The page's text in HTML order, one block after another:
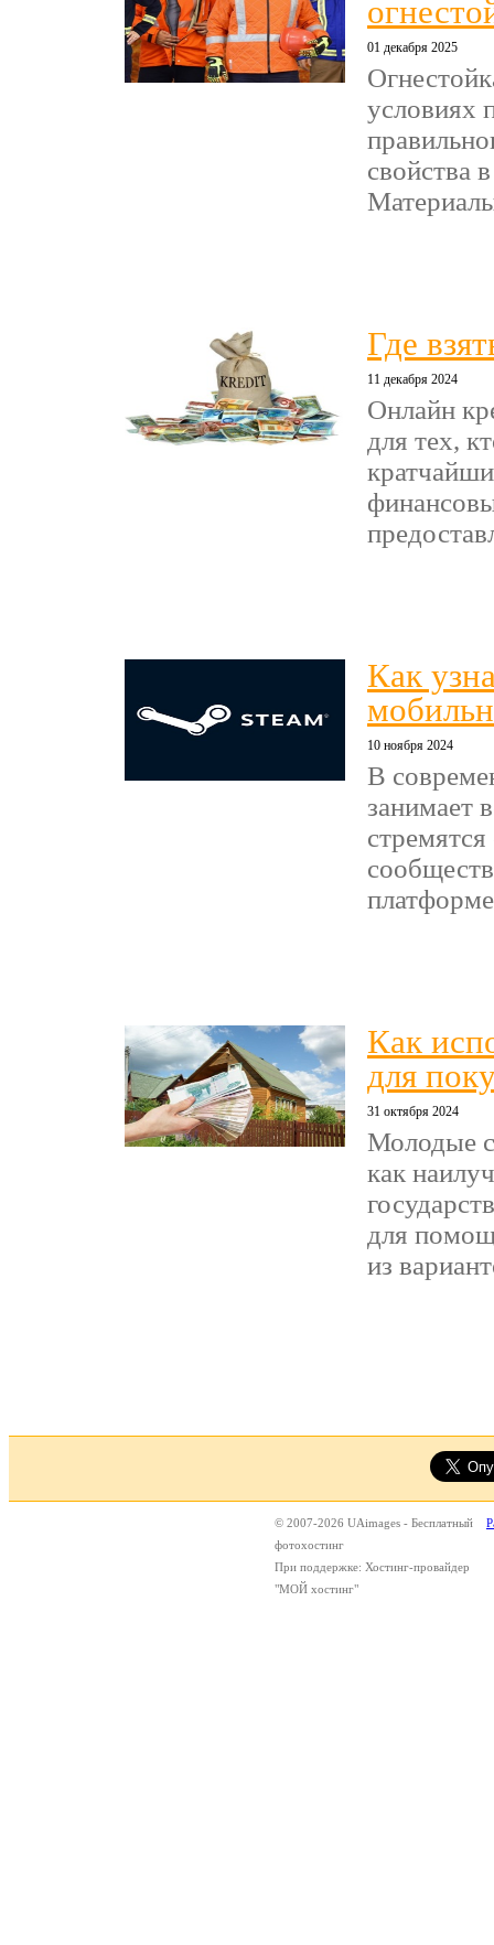
01 декабря 2025
условиях
свойства
Где
11 декабря 2024
Онлайн
для тех,
Как
10 ноября 2024
В
занимает
Как
для
31 октября 2024
Молодые
как
для
из
© 2007-2026 UAimages - Бесплатный
фотохостинг
При поддержке: Хостинг-провайдер
"МОЙ хостинг"